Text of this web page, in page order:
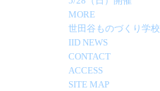
MORE
世田谷ものづくり学校
IID NEWS
CONTACT
ACCESS
SITE MAP